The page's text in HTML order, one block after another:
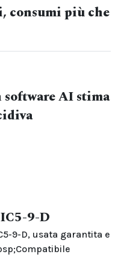
consumi più che
AI stima
9-D
9-D, usata garantita e